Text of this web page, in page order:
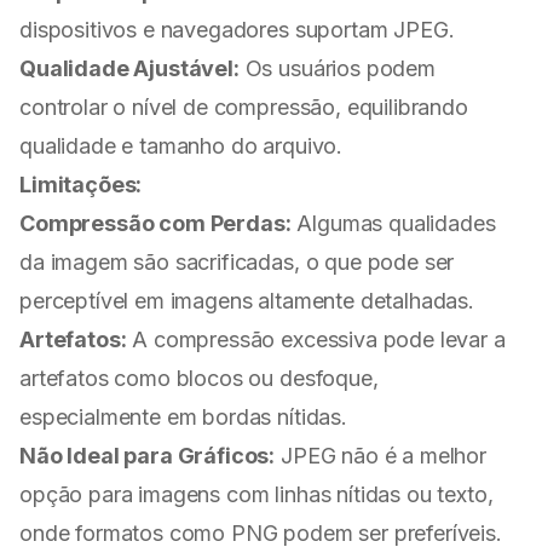
dispositivos e navegadores suportam JPEG.
Qualidade Ajustável: Os usuários podem
controlar o nível de compressão, equilibrando
qualidade e tamanho do arquivo.
Limitações:
Compressão com Perdas: Algumas qualidades
da imagem são sacrificadas, o que pode ser
perceptível em imagens altamente detalhadas.
Artefatos: A compressão excessiva pode levar a
artefatos como blocos ou desfoque,
especialmente em bordas nítidas.
Não Ideal para Gráficos: JPEG não é a melhor
opção para imagens com linhas nítidas ou texto,
onde formatos como PNG podem ser preferíveis.